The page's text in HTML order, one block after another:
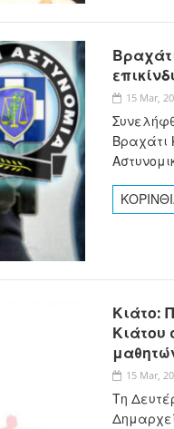
15 Mar,
Βραχάτι
Κιάτο:
Κιάτου
15 Mar,
Τη